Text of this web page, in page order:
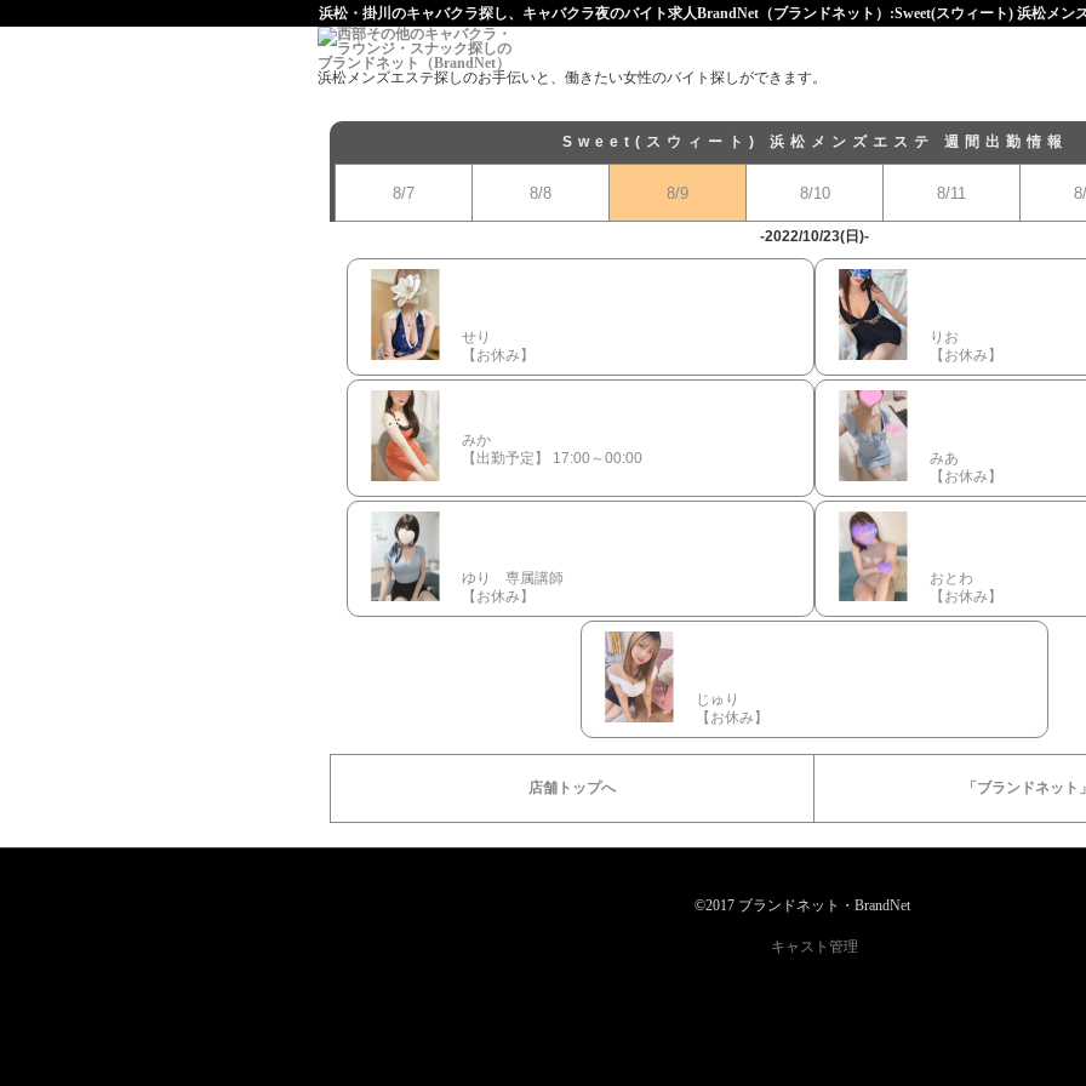
浜松・掛川のキャバクラ探し、キャバクラ夜のバイト求人BrandNet（ブランドネット）:Sweet(スウィート) 浜松メン
浜松メンズエステ探しのお手伝いと、働きたい女性のバイト探しができます。
Sweet(スウィート) 浜松メンズエステ 週間出勤情報
8/7 8/8 8/9 8/10 8/11
-2022/10/23(日)-
せり
【お休み】
りお
【お休み】
みか
【出勤予定】 17:00～00:00
みあ
【お休み】
ゆり 専属講師
【お休み】
おとわ
【お休み】
じゅり
【お休み】
店舗トップへ 「ブランドネット
©2017 ブランドネット・BrandNet
キャスト管理